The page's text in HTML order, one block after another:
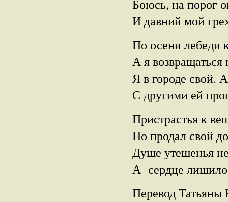
Боюсь, на порог
И давний мой
По осени
А я возвращаться
Я в городе свой.
С другими ей
Пристрастья к
Но продал свой
Душе утешенья
А сердце
Перевод Татьяны